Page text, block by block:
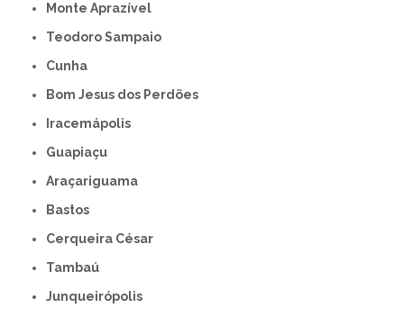
Monte Aprazível
Teodoro Sampaio
Cunha
Bom Jesus dos Perdões
Iracemápolis
Guapiaçu
Araçariguama
Bastos
Cerqueira César
Tambaú
Junqueirópolis